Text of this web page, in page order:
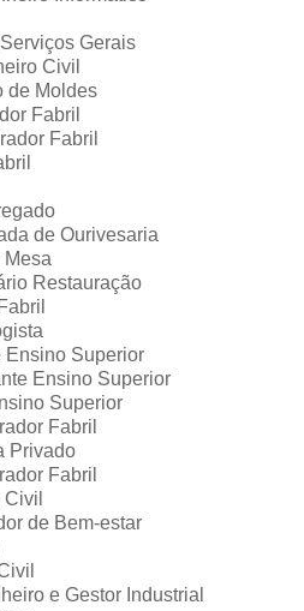
Gerais
Civil
de Moldes
Fabril
Fabril
de Ourivesaria
Restauração
Ensino Superior
Ensino Superior
Superior
Fabril
Privado
Fabril
de Bem-estar
e Gestor Industrial